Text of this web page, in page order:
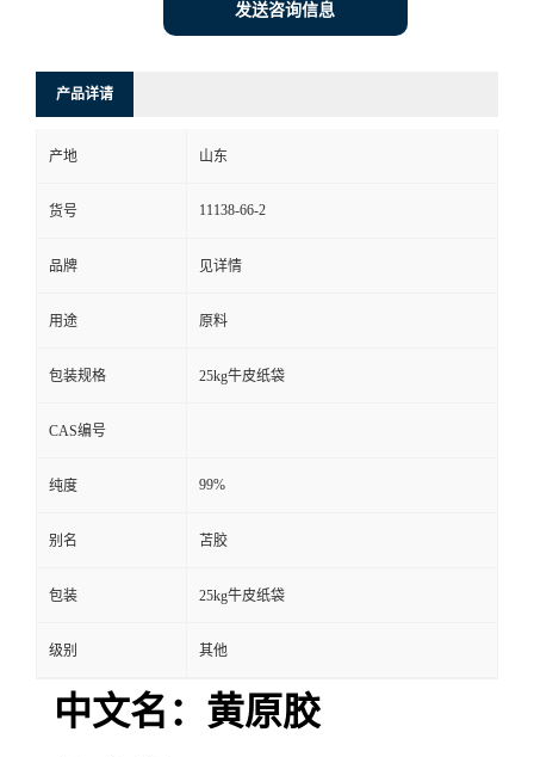
发送咨询信息
产品详请
产地 山东
货号 11138-66-2
品牌 见详情
用途 原料
包装规格 25kg牛皮纸袋
CAS编号
纯度 99%
别名 苫胶
包装 25kg牛皮纸袋
级别 其他
中文名：黄原胶